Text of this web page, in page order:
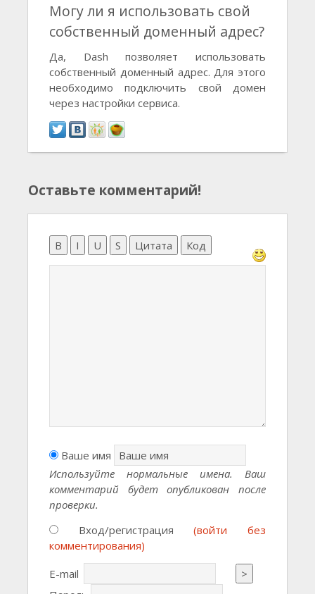
Могу ли я использовать свой
собственный доменный адрес?
Да, Dash позволяет использовать
собственный доменный адрес. Для этого
необходимо подключить свой домен
через настройки сервиса.
Оставьте комментарий!
B I U S Цитата Код
Ваше имя
Используйте нормальные имена. Ваш
комментарий будет опубликован после
проверки.
Вход/регистрация(войти без
комментирования)
E-mail
>